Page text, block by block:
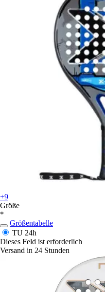
+9
Größe
*
Größentabelle
TU 24h
Dieses Feld ist erforderlich
Versand in 24 Stunden